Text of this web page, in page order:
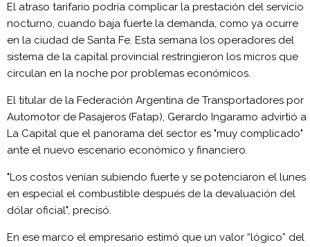
El atraso tarifario podría complicar la prestación del servicio
nocturno, cuando baja fuerte la demanda, como ya ocurre
en la ciudad de Santa Fe. Esta semana los operadores del
sistema de la capital provincial restringieron los micros que
circulan en la noche por problemas económicos.
El titular de la Federación Argentina de Transportadores por
Automotor de Pasajeros (Fatap), Gerardo Ingaramo advirtió a
La Capital que el panorama del sector es "muy complicado"
ante el nuevo escenario económico y financiero.
"Los costos venían subiendo fuerte y se potenciaron el lunes
en especial el combustible después de la devaluación del
dólar oficial", precisó.
En ese marco el empresario estimó que un valor “lógico” del